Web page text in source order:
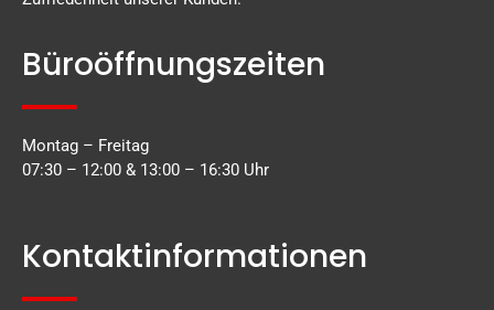
Büroöffnungszeiten
Montag – Freitag
07:30 – 12:00 & 13:00 – 16:30 Uhr
Kontaktinformationen